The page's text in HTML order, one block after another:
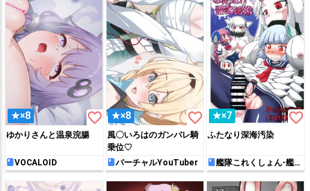
★×8 favorite_border
ゆかりさんと温泉浣腸
VOCALOID
★×8 favorite_border
風〇いろはのガンバレ騎
乗位♡
バーチャルYouTuber
★×7 favorite_border
ふたなり深海汚染
艦隊これくしょん-艦こ
れ-